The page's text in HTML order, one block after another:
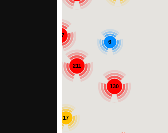
130
211
6
17
547